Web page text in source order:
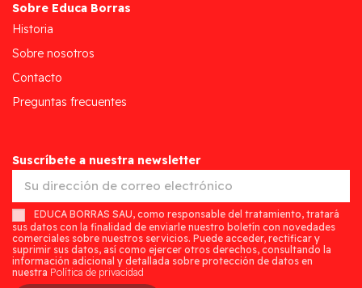
Sobre Educa Borras
Historia
Sobre nosotros
Contacto
Preguntas frecuentes
Suscríbete a nuestra newsletter
EDUCA BORRAS SAU, como responsable del tratamiento, tratará
sus datos con la finalidad de enviarle nuestro boletín con novedades
comerciales sobre nuestros servicios. Puede acceder, rectificar y
suprimir sus datos, así como ejercer otros derechos, consultando la
información adicional y detallada sobre protección de datos en
nuestra Política de privacidad